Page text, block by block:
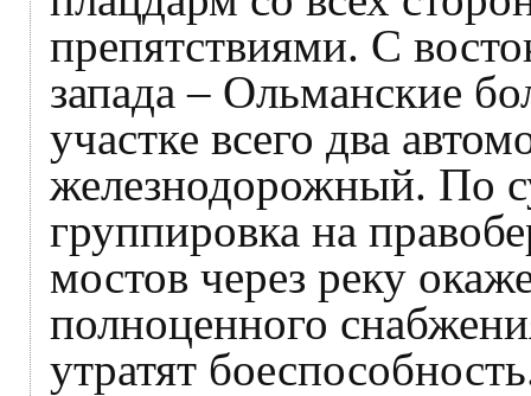
препятствиями. С
запада – Ольманские
участке всего два
железнодорожный. По
группировка на
мостов через реку
полноценного
утратят